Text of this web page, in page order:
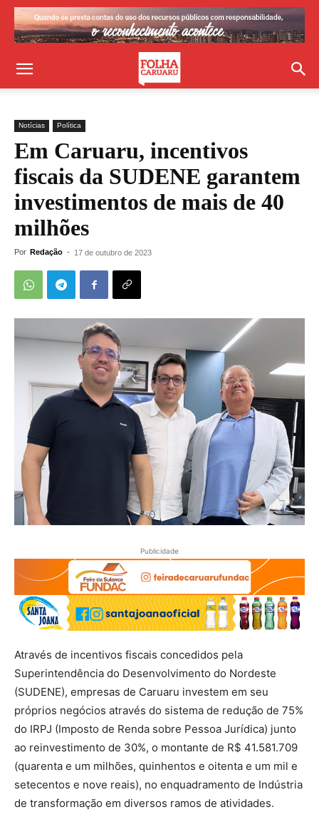
Notícias Política
Em Caruaru, incentivos
fiscais da SUDENE garantem
investimentos de mais de 40
milhões
Por Redação - 17 de outubro de 2023
Publicidade
Através de incentivos fiscais concedidos pela
Superintendência do Desenvolvimento do Nordeste
(SUDENE), empresas de Caruaru investem em seu
próprios negócios através do sistema de redução de 75%
do IRPJ (Imposto de Renda sobre Pessoa Jurídica) junto
ao reinvestimento de 30%, o montante de R$ 41.581.709
(quarenta e um milhões, quinhentos e oitenta e um mil e
setecentos e nove reais), no enquadramento de Indústria
de transformação em diversos ramos de atividades.